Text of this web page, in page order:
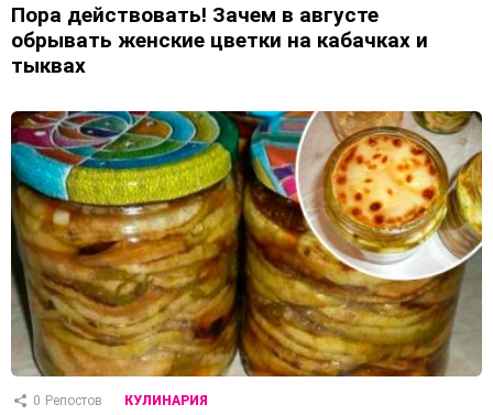
Пора действовать! Зачем в августе
обрывать женские цветки на кабачках и
тыквах
0 Репостов КУЛИНАРИЯ